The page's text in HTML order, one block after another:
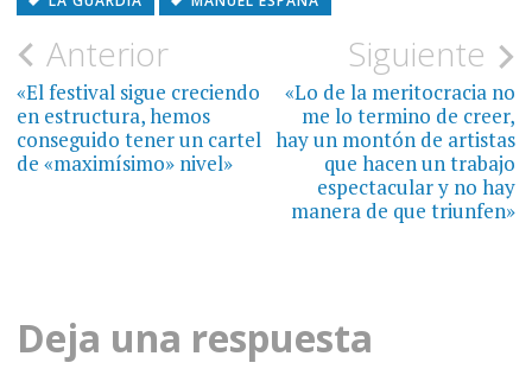
Navegación
de
entradas
Anterior
«El festival sigue creciendo
en estructura, hemos
conseguido tener un cartel
de «maximísimo» nivel»
Siguiente
«Lo de la meritocracia no
me lo termino de creer,
hay un montón de artistas
que hacen un trabajo
espectacular y no hay
manera de que triunfen»
Deja una respuesta